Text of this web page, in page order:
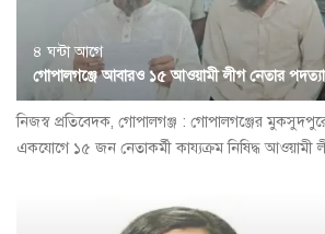
৪ ঘন্টা আগে
গোপালগঞ্জে আবারও ১৫ আওয়ামী লীগ নেতার
নিজস্ব প্রতিবেদক, গোপালগঞ্জ : গোপালগঞ্জের
একযোগে ১৫ জন নেতাকর্মী কায্যক্রম নিষিদ্ধ আওয়ামী